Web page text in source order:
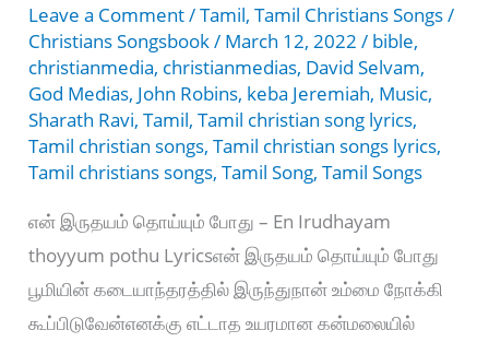
Leave a Comment/Tamil,Tamil Christians Songs/
Christians Songsbook/ March 12, 2022/ bible,
christianmedia, christianmedias, David Selvam,
God Medias, John Robins, keba Jeremiah, Music,
Sharath Ravi,Tamil,Tamil christian song lyrics,
Tamil christian songs,Tamil christian songs lyrics,
Tamil christians songs,Tamil Song,Tamil Songs
என் இருதயம் தொய்யும் போது – En Irudhayam
thoyyum pothu Lyricsஎன் இருதயம் தொய்யும் போது
பூமியின் கடையாந்தரத்தில் இருந்துநான் உம்மை நோக்கி
கூப்பிடுவேன்எனக்கு எட்டாத உயரமான கன்மலையில்